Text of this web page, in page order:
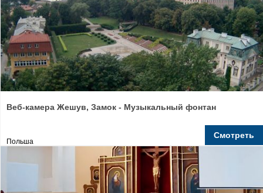
Веб-камера Жешув, Замок - Музыкальный фонтан
Польша
Смотреть